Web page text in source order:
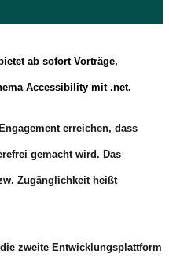
ab sofort Vorträge,
Accessibility mit .net.
erreichen, dass
gemacht wird. Das
Zugänglichkeit heißt
zweite Entwicklungsplattform